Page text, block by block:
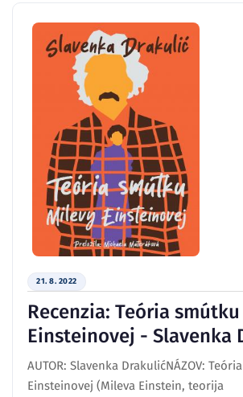
21. 8. 2022
Recenzia: Teória
Einsteinovej - Slavenka
AUTOR: Slavenka DrakulićNÁZOV:
Einsteinovej (Mileva Einstein, teorija